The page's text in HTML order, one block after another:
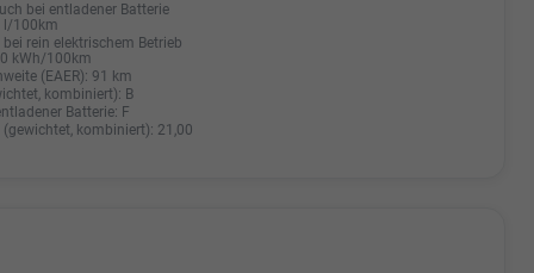
bei entladener Batterie
l/100km
rein elektrischem Betrieb
kWh/100km
(EAER): 91 km
kombiniert): B
Batterie: F
(gewichtet, kombiniert): 21,00